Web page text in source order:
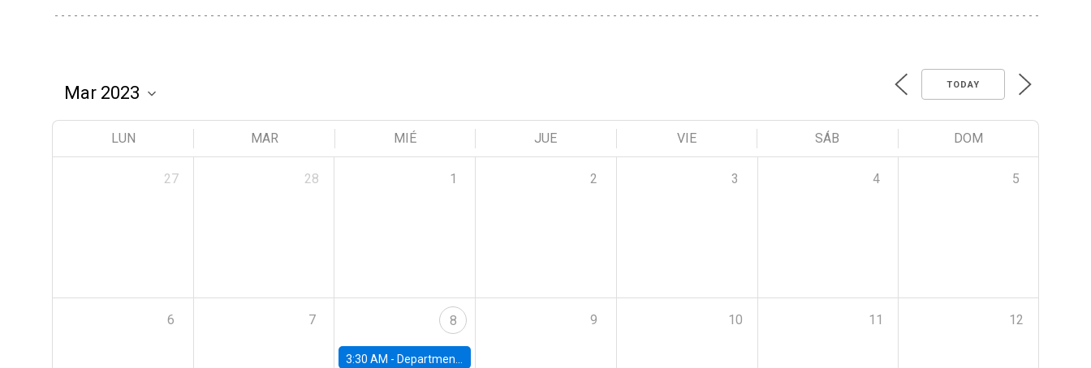
TODAY
LUN MAR MIÉ JUE VIE SÁB DOM
27 28 1 2 3 4 5
6 7 8
3:30 AM - Department Seminar: James Robinson
9 10 11 12